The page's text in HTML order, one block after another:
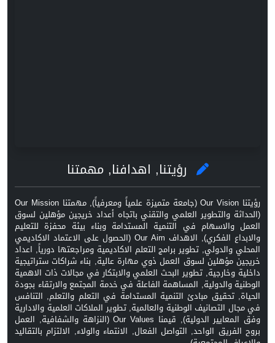
رؤيتنا, اهدافنا, مهمتنا
رؤيتنا Our Vision (جامعة متميزة علمياً ومعرفياً), مهمتنا Our Mission
(الحداثة والتطوير العلمي والتقني باتجاه أعداد خريجين مؤهلين لسوق
العمل والاسهام في التنمية المستدامة وبناء بيئة محفزة للتعليم
والابداع الفكري), الاهداف Our Aim (الحصول على الاعتماد الاكاديمي
المحلي والدولي, تطوير برامج التعلم الاكاديمية ومراجعتها دورياً, اعداد
خريجين مؤهلين لسوق العمل ذوي مهارة عالية, بناء شراكات ستراتيجية
داخلية وخارجية, تطوير البحث العلمي والابتكار في مجالات ذات الاهمية
الوطنية والدولية, المساهمة الفاعلة في خدمة المجتمع والارتقاء بجودة
الحياة, تحقيق مبادئ التنمية المستدامة في التعلم والتعلم, التنافس
في مجال التصانيف الوطنية والعالمية, تطوير الملاكات العلمية والادارية
وفق المعايير الدولية), قيمنا Our Values (النزاهة والشفافية, العمل
بروح الفريق الواحد, التواصل الفعال, الانتماء والولاء, الالتزام بالتقاليد